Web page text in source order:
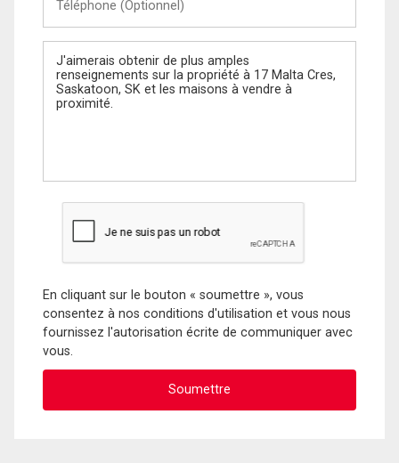
(Optionnel)
Message
En cliquant sur le bouton « soumettre », vous
consentez à nos conditions d'utilisation et vous nous
fournissez l'autorisation écrite de communiquer avec
vous.